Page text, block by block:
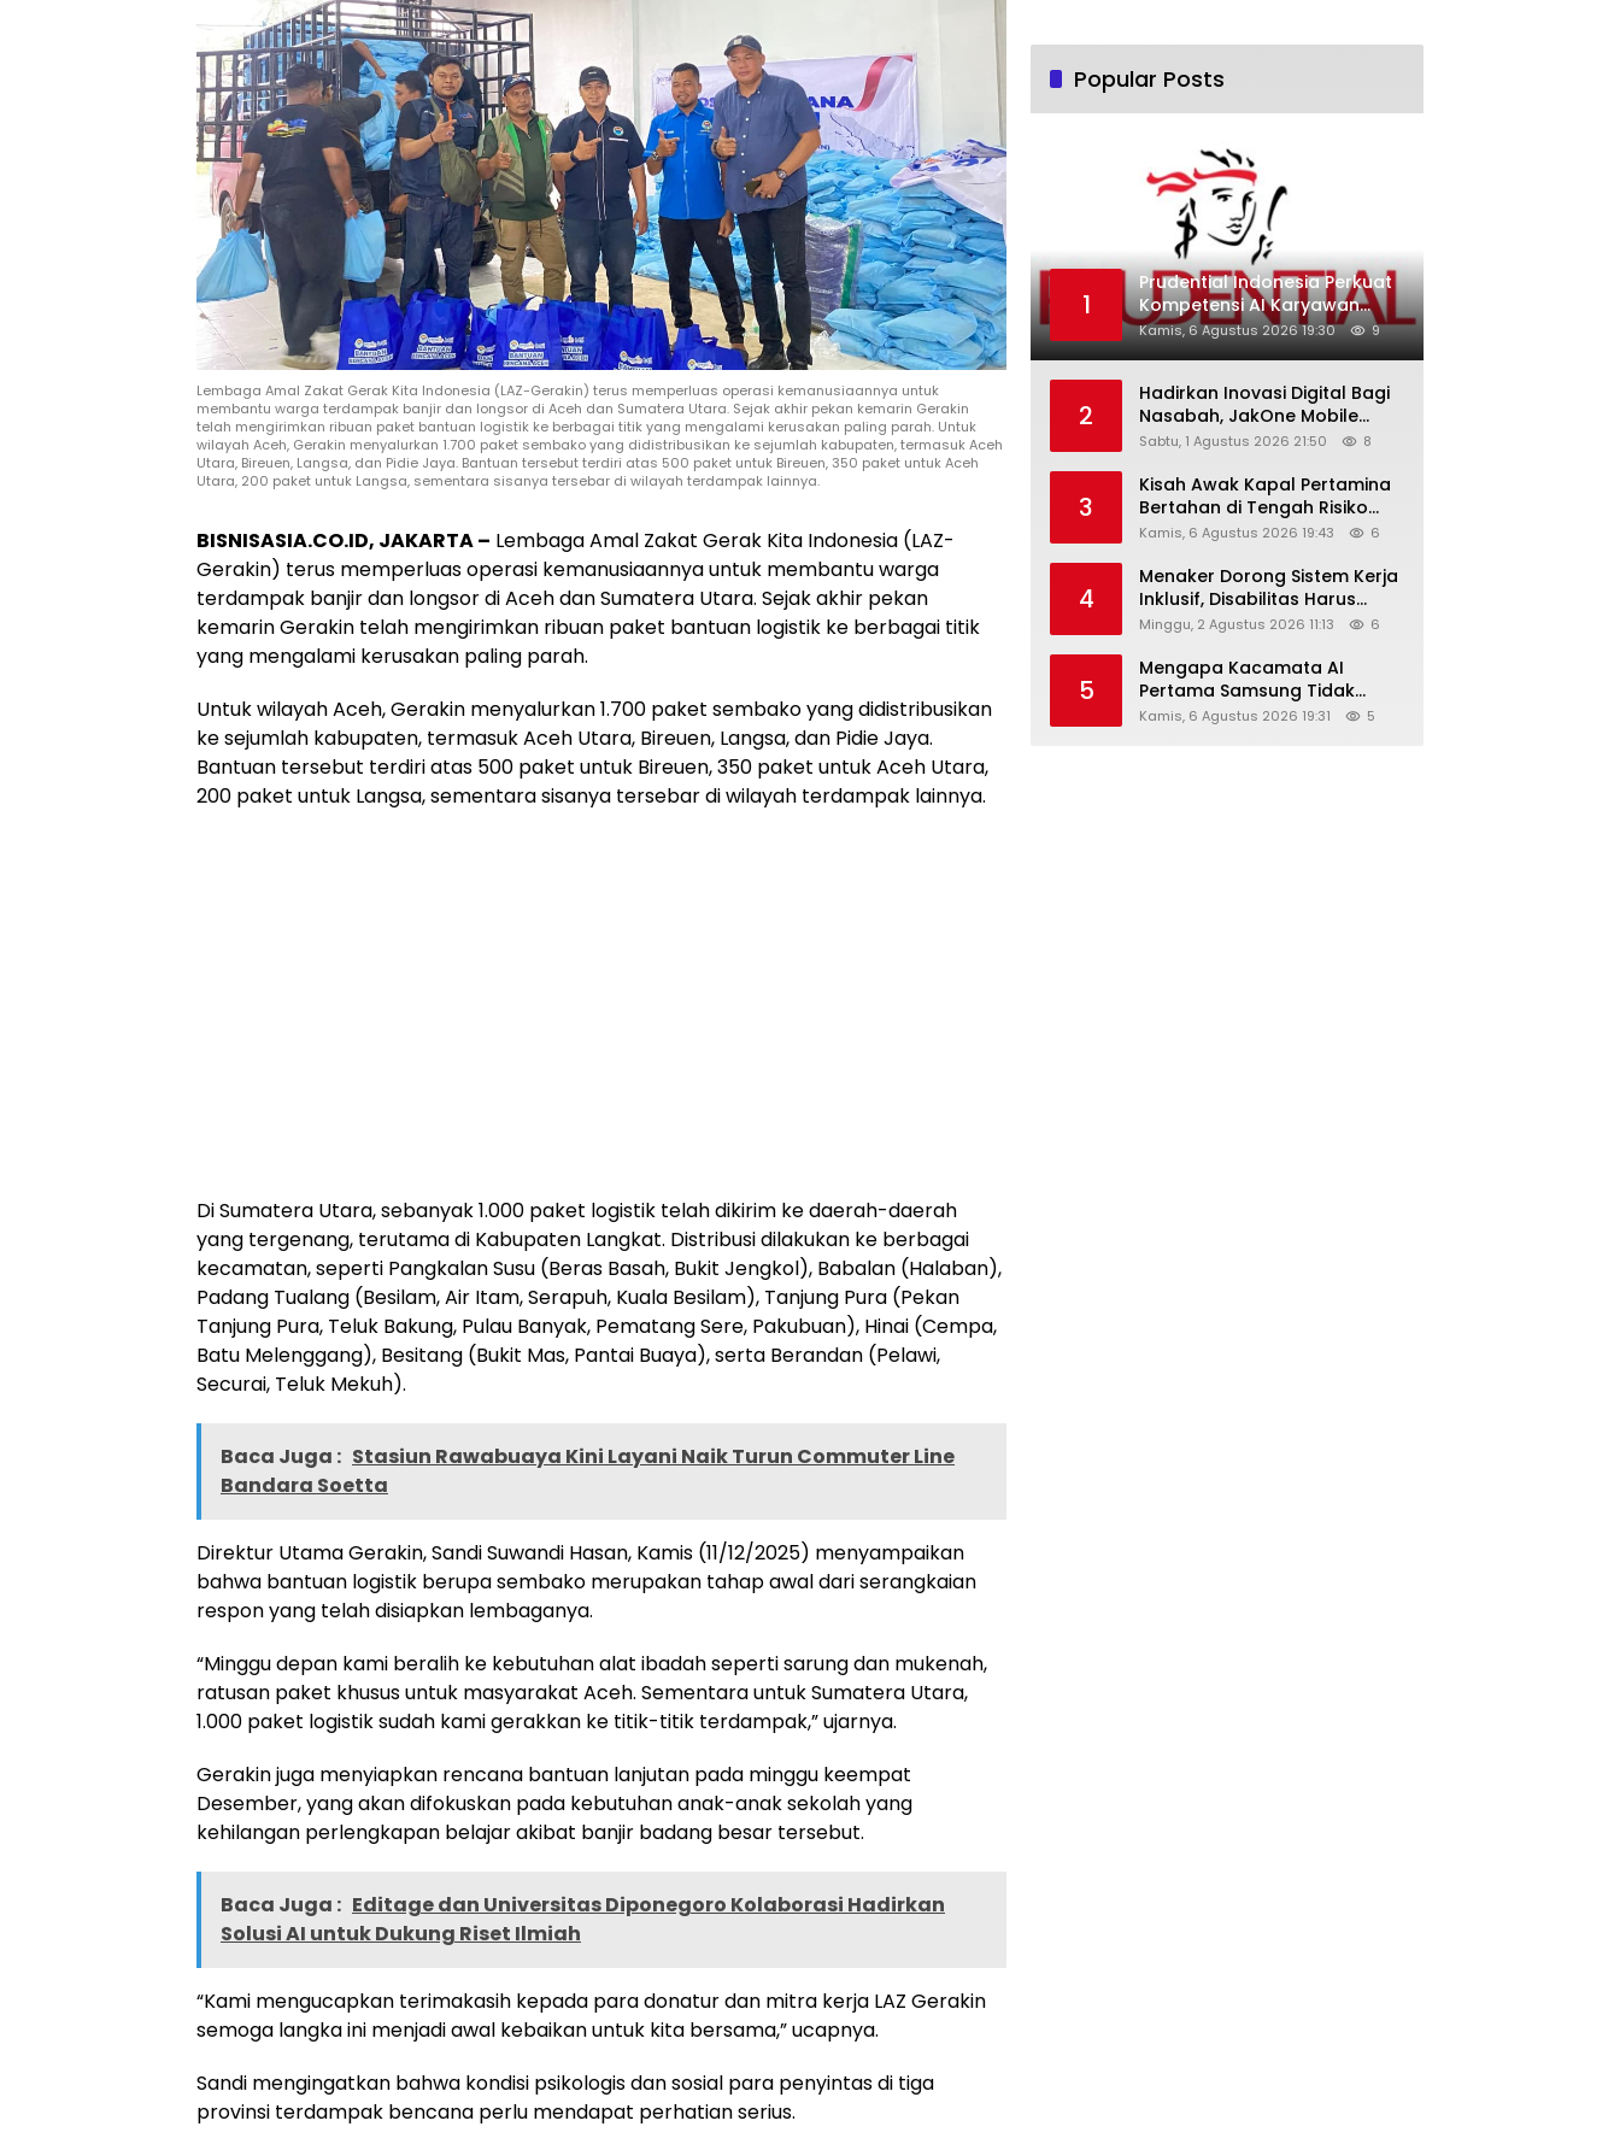
Lembaga Amal Zakat Gerak Kita Indonesia (LAZ-Gerakin) terus memperluas operasi kemanusiaannya untuk
membantu warga terdampak banjir dan longsor di Aceh dan Sumatera Utara. Sejak akhir pekan kemarin Gerakin
telah mengirimkan ribuan paket bantuan logistik ke berbagai titik yang mengalami kerusakan paling parah. Untuk
wilayah Aceh, Gerakin menyalurkan 1.700 paket sembako yang didistribusikan ke sejumlah kabupaten, termasuk Aceh
Utara, Bireuen, Langsa, dan Pidie Jaya. Bantuan tersebut terdiri atas 500 paket untuk Bireuen, 350 paket untuk Aceh
Utara, 200 paket untuk Langsa, sementara sisanya tersebar di wilayah terdampak lainnya.
BISNISASIA.CO.ID, JAKARTA – Lembaga Amal Zakat Gerak Kita Indonesia (LAZ-
Gerakin) terus memperluas operasi kemanusiaannya untuk membantu warga
terdampak banjir dan longsor di Aceh dan Sumatera Utara. Sejak akhir pekan
kemarin Gerakin telah mengirimkan ribuan paket bantuan logistik ke berbagai titik
yang mengalami kerusakan paling parah.
Untuk wilayah Aceh, Gerakin menyalurkan 1.700 paket sembako yang didistribusikan
ke sejumlah kabupaten, termasuk Aceh Utara, Bireuen, Langsa, dan Pidie Jaya.
Bantuan tersebut terdiri atas 500 paket untuk Bireuen, 350 paket untuk Aceh Utara,
200 paket untuk Langsa, sementara sisanya tersebar di wilayah terdampak lainnya.
Di Sumatera Utara, sebanyak 1.000 paket logistik telah dikirim ke daerah-daerah
yang tergenang, terutama di Kabupaten Langkat. Distribusi dilakukan ke berbagai
kecamatan, seperti Pangkalan Susu (Beras Basah, Bukit Jengkol), Babalan (Halaban),
Padang Tualang (Besilam, Air Itam, Serapuh, Kuala Besilam), Tanjung Pura (Pekan
Tanjung Pura, Teluk Bakung, Pulau Banyak, Pematang Sere, Pakubuan), Hinai (Cempa,
Batu Melenggang), Besitang (Bukit Mas, Pantai Buaya), serta Berandan (Pelawi,
Securai, Teluk Mekuh).
Baca Juga : Stasiun Rawabuaya Kini Layani Naik Turun Commuter Line
Bandara Soetta
Direktur Utama Gerakin, Sandi Suwandi Hasan, Kamis (11/12/2025) menyampaikan
bahwa bantuan logistik berupa sembako merupakan tahap awal dari serangkaian
respon yang telah disiapkan lembaganya.
“Minggu depan kami beralih ke kebutuhan alat ibadah seperti sarung dan mukenah,
ratusan paket khusus untuk masyarakat Aceh. Sementara untuk Sumatera Utara,
1.000 paket logistik sudah kami gerakkan ke titik-titik terdampak,” ujarnya.
Gerakin juga menyiapkan rencana bantuan lanjutan pada minggu keempat
Desember, yang akan difokuskan pada kebutuhan anak-anak sekolah yang
kehilangan perlengkapan belajar akibat banjir badang besar tersebut.
Baca Juga : Editage dan Universitas Diponegoro Kolaborasi Hadirkan
Solusi AI untuk Dukung Riset Ilmiah
“Kami mengucapkan terimakasih kepada para donatur dan mitra kerja LAZ Gerakin
semoga langka ini menjadi awal kebaikan untuk kita bersama,” ucapnya.
Sandi mengingatkan bahwa kondisi psikologis dan sosial para penyintas di tiga
provinsi terdampak bencana perlu mendapat perhatian serius.
Popular Posts
1
Prudential Indonesia Perkuat
Kompetensi AI Karyawan
Lewat AI Week
Kamis, 6 Agustus 2026 19:30 9
2
Hadirkan Inovasi Digital Bagi
Nasabah, JakOne Mobile
Antar Bank Jakarta Sukses
Awards 2026
Sabtu, 1 Agustus 2026 21:50 8
3
Kisah Awak Kapal Pertamina
Bertahan di Tengah Risiko
Pelayaran Selat Hormuz
Kamis, 6 Agustus 2026 19:43 6
4
Menaker Dorong Sistem Kerja
Inklusif, Disabilitas Harus
Dapat Kesempatan Setara
Minggu, 2 Agustus 2026 11:13 6
5
Mengapa Kacamata AI
Pertama Samsung Tidak
Dibekali Layar?
Kamis, 6 Agustus 2026 19:31 5